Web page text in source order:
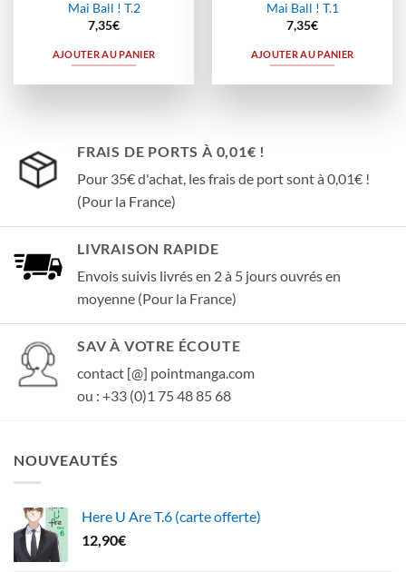
Mai Ball ! T.2
7,35€
AJOUTER AU PANIER
Mai Ball ! T.1
7,35€
AJOUTER AU PANIER
FRAIS DE PORTS À 0,01€ !
Pour 35€ d'achat, les frais de port sont à 0,01€ !
(Pour la France)
LIVRAISON RAPIDE
Envois suivis livrés en 2 à 5 jours ouvrés en
moyenne (Pour la France)
SAV À VOTRE ÉCOUTE
contact [@] pointmanga.com
ou : +33 (0)1 75 48 85 68
NOUVEAUTÉS
Here U Are T.6 (carte offerte)
12,90€